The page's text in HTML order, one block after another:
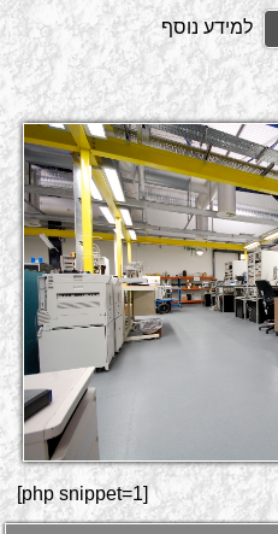
[php snippet=1]